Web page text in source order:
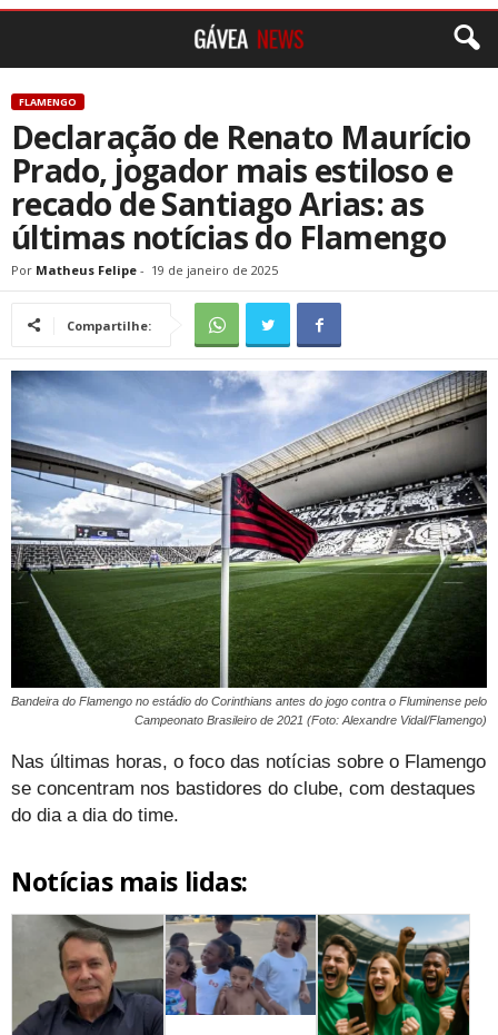
FLAMENGO
Declaração de Renato Maurício
Prado, jogador mais estiloso e
recado de Santiago Arias: as
últimas notícias do Flamengo
Por Matheus Felipe - 19 de janeiro de 2025
Compartilhe:
Bandeira do Flamengo no estádio do Corinthians antes do jogo contra o Fluminense pelo
Campeonato Brasileiro de 2021 (Foto: Alexandre Vidal/Flamengo)
Nas últimas horas, o foco das notícias sobre o Flamengo
se concentram nos bastidores do clube, com destaques
do dia a dia do time.
Notícias mais lidas: